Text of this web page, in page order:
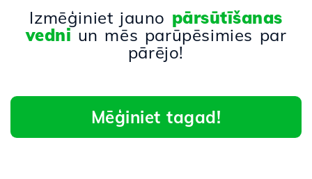
Izmēģiniet jauno pārsūtīšanas
vedni un mēs parūpēsimies par
pārējo!
Mēģiniet tagad!